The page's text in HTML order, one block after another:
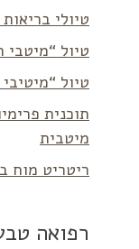
טיולי
טיול “מיטבי
טיול
תוכנית
מיטבית
ריטריט מוח
רפואה